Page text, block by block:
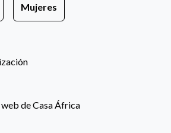
Mujeres
de Casa África